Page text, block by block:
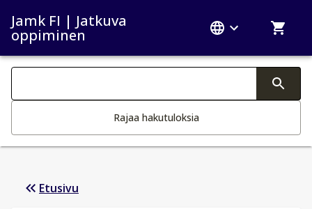
Jamk FI | Jatkuva
oppiminen
Haku kategoriat
Rajaa hakutuloksia
Etusivu